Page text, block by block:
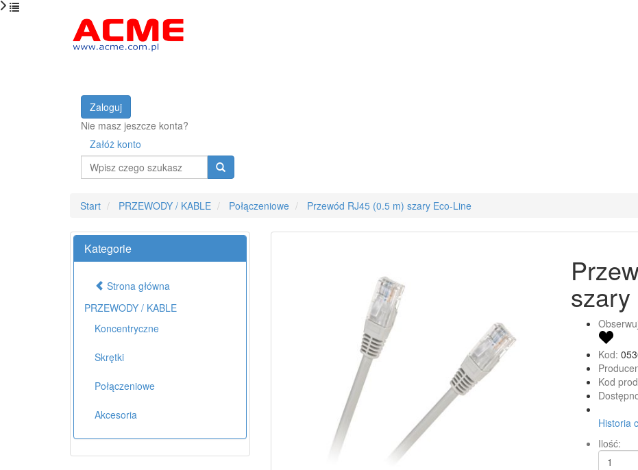
Zaloguj
Nie masz jeszcze konta?
Załóż konto
Wyszukaj
Start PRZEWODY / KABLE Połączeniowe Przewód RJ45 (0.5 m) szary Eco-Line
szary
Kod:
Kod
Historia
Ilość:
Kategorie
Strona główna
PRZEWODY / KABLE
Koncentryczne
Skrętki
Połączeniowe
Akcesoria